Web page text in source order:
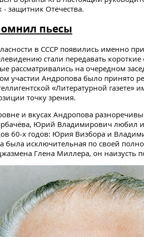
- защитник Отечества.
пьесы
в СССР появились именно
стали передавать
рассматривались на очередном
участии Андропова было принято
«Литературной газете»
точку зрения.
и вкусах Андропова
Юрий Владимирович любил и
60-х годов: Юрия Визбора и
была исключительная по своей
Глена Миллера, он наизусть